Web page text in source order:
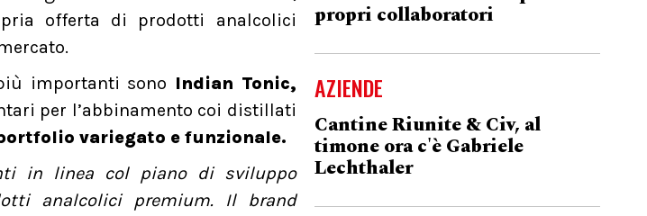
offerta di prodotti analcolici
importanti sono Indian Tonic,
per l’abbinamento coi distillati
variegato e funzionale.
in linea col piano di sviluppo
analcolici premium. Il brand
propri collaboratori
AZIENDE
Cantine Riunite & Civ, al
timone ora c'è Gabriele
Lechthaler